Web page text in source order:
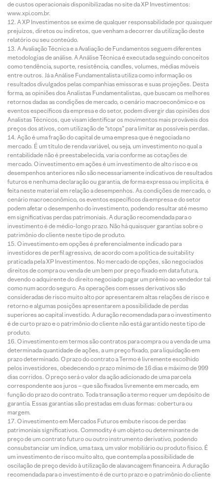
de custos operacionais disponibilizadas no site da XP Investimentos:
www.xpi.com.br.
A XP Investimentos se exime de qualquer responsabilidade por quaisquer
prejuízos, diretos ou indiretos, que venham a decorrer da utilização deste
relatório ou seu conteúdo.
A Avaliação Técnica e a Avaliação de Fundamentos seguem diferentes
metodologias de análise. A Análise Técnica é executada seguindo conceitos
como tendência, suporte, resistência, candles, volumes, médias móveis
entre outros. Já a Análise Fundamentalista utiliza como informação os
resultados divulgados pelas companhias emissoras e suas projeções. Desta
forma, as opiniões dos Analistas Fundamentalistas, que buscam os melhores
retornos dadas as condições de mercado, o cenário macroeconômico e os
eventos específicos da empresa e do setor, podem divergir das opiniões dos
Analistas Técnicos, que visam identificar os movimentos mais prováveis dos
preços dos ativos, com utilização de “stops” para limitar as possíveis perdas.
Ação é uma fração do capital de uma empresa que é negociada no
mercado. É um título de renda variável, ou seja, um investimento no qual a
rentabilidade não é preestabelecida, varia conforme as cotações de
mercado. O investimento em ações é um investimento de alto risco e os
desempenhos anteriores não são necessariamente indicativos de resultados
futuros e nenhuma declaração ou garantia, de forma expressa ou implícita, é
feita neste material em relação a desempenhos. As condições de mercado, o
cenário macroeconômico, os eventos específicos da empresa e do setor
podem afetar o desempenho do investimento, podendo resultar até mesmo
em significativas perdas patrimoniais. A duração recomendada para o
investimento é de médio-longo prazo. Não há quaisquer garantias sobre o
patrimônio do cliente neste tipo de produto.
O investimento em opções é preferencialmente indicado para
investidores de perfil agressivo, de acordo com a política de suitability
praticada pela XP Investimentos. No mercado de opções, são negociados
direitos de compra ou venda de um bem por preço fixado em data futura,
devendo o adquirente do direito negociado pagar um prêmio ao vendedor tal
como num acordo seguro. As operações com esses derivativos são
consideradas de risco muito alto por apresentarem altas relações de risco e
retorno e algumas posições apresentarem a possibilidade de perdas
superiores ao capital investido. A duração recomendada para o investimento
é de curto prazo e o patrimônio do cliente não está garantido neste tipo de
produto.
O investimento em termos são contratos para compra ou a venda de uma
determinada quantidade de ações, a um preço fixado, para liquidação em
prazo determinado. O prazo do contrato a Termo é livremente escolhido
pelos investidores, obedecendo o prazo mínimo de 16 dias e máximo de 999
dias corridos. O preço será o valor da ação adicionado de uma parcela
correspondente aos juros – que são fixados livremente em mercado, em
função do prazo do contrato. Toda transação a termo requer um depósito de
garantia. Essas garantias são prestadas em duas formas: cobertura ou
margem.
O investimento em Mercados Futuros embute riscos de perdas
patrimoniais significativos. Commodity é um objeto ou determinante de
preço de um contrato futuro ou outro instrumento derivativo, podendo
consubstanciar um índice, uma taxa, um valor mobiliário ou produto físico. É
um investimento de risco muito alto, que contempla a possibilidade de
oscilação de preço devido à utilização de alavancagem financeira. A duração
recomendada para o investimento é de curto prazo e o patrimônio do cliente